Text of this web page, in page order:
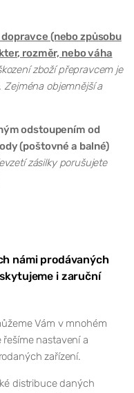
(nebo způsobu
rozměr, nebo váha
zboží přepravcem je
objemnější a
odstoupením od
(poštovné a balné)
zásilky porušujete
námi prodávaných
i zaruční
Vám v mnohém
nastavení a
zařízení.
distribuce daných